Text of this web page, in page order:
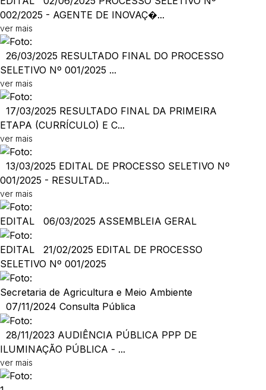
002/2025 - AGENTE DE INOVAÇ�...
ver mais
26/03/2025 RESULTADO FINAL DO PROCESSO
SELETIVO Nº 001/2025 ...
ver mais
17/03/2025 RESULTADO FINAL DA PRIMEIRA
ETAPA (CURRÍCULO) E C...
ver mais
13/03/2025 EDITAL DE PROCESSO SELETIVO Nº
001/2025 - RESULTAD...
ver mais
EDITAL 06/03/2025 ASSEMBLEIA GERAL
EDITAL 21/02/2025 EDITAL DE PROCESSO
SELETIVO Nº 001/2025
Secretaria de Agricultura e Meio Ambiente
07/11/2024 Consulta Pública
28/11/2023 AUDIÊNCIA PÚBLICA PPP DE
ILUMINAÇÃO PÚBLICA - ...
ver mais